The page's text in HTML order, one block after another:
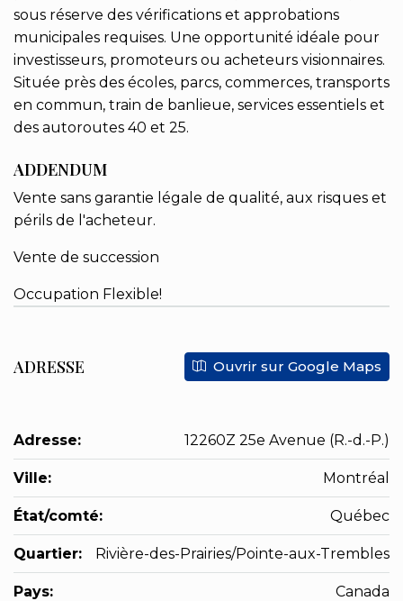
sous réserve des vérifications et approbations
municipales requises. Une opportunité idéale pour
investisseurs, promoteurs ou acheteurs visionnaires.
Située près des écoles, parcs, commerces, transports
en commun, train de banlieue, services essentiels et
des autoroutes 40 et 25.
ADDENDUM
Vente sans garantie légale de qualité, aux risques et
périls de l'acheteur.
Vente de succession
Occupation Flexible!
ADRESSE Ouvrir sur Google Maps
Adresse: 12260Z 25e Avenue (R.-d.-P.)
Ville: Montréal
État/comté: Québec
Quartier: Rivière-des-Prairies/Pointe-aux-Trembles
Pays: Canada